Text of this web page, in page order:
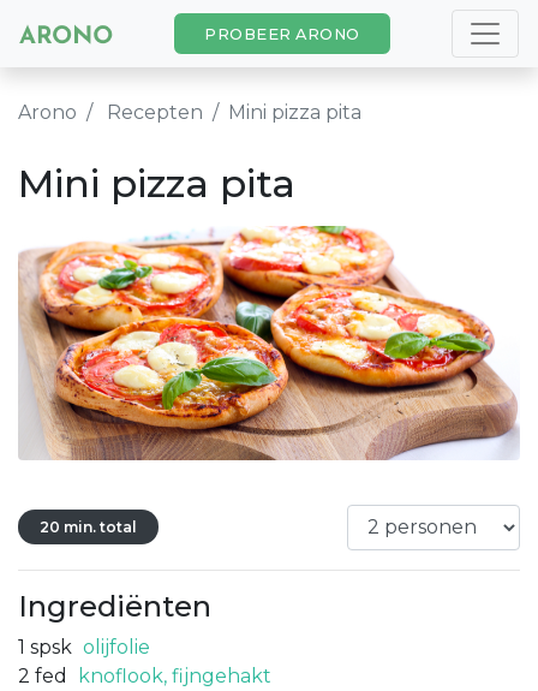
PROBEER ARONO
Arono Recepten Mini pizza pita
Mini pizza pita
20 min. total
Ingrediënten
1 spsk olijfolie
2 fed
knoflook, fijngehakt